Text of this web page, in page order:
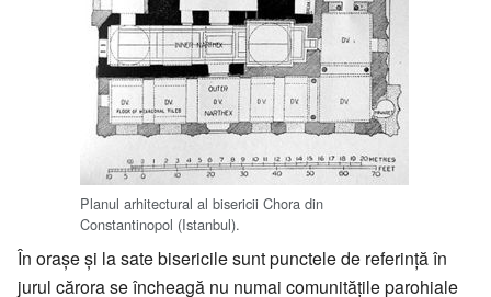
Planul arhitectural al bisericii Chora din
Constantinopol (Istanbul).
În orașe și la sate bisericile sunt punctele de referință în
jurul cărora se încheagă nu numai comunitățile parohiale